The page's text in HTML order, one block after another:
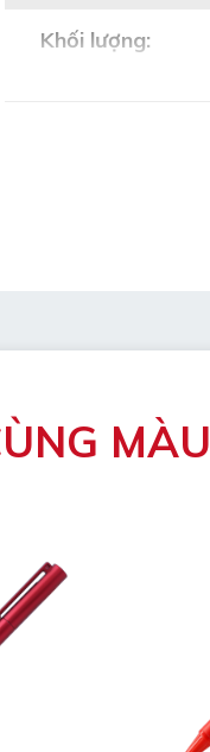
Khối lượng:
MÀU